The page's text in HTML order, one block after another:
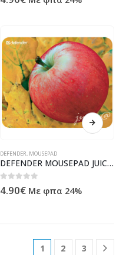
DEFENDER MOUSEPAD
DEFENDER MOUSEPAD JUICY 220 X 180 X 0.4 mm (RED APPLE)
0out of 5
4.90€ Με φπα 24%
1 2 3